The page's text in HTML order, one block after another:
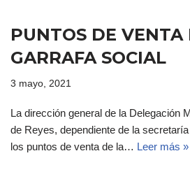
PUNTOS DE VENTA
GARRAFA SOCIAL
3 mayo, 2021
La dirección general de la Delegación
de Reyes, dependiente de la
los puntos de venta de la… Leer más »